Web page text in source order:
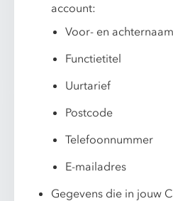
account:
Voor- en achternaam
Functietitel
Uurtarief
Postcode
Telefoonnummer
E-mailadres
Gegevens die in jouw